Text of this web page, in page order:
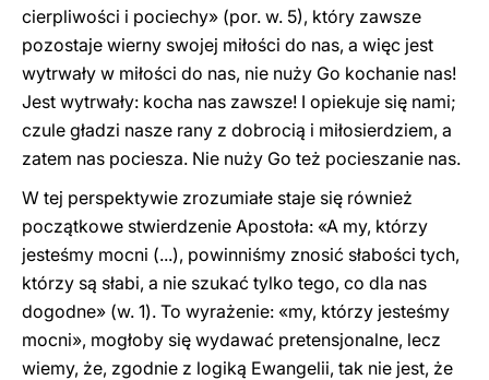
cierpliwości i pociechy» (por. w. 5), który zawsze
pozostaje wierny swojej miłości do nas, a więc jest
wytrwały w miłości do nas, nie nuży Go kochanie nas!
Jest wytrwały: kocha nas zawsze! I opiekuje się nami;
czule gładzi nasze rany z dobrocią i miłosierdziem, a
zatem nas pociesza. Nie nuży Go też pocieszanie nas.
W tej perspektywie zrozumiałe staje się również
początkowe stwierdzenie Apostoła: «A my, którzy
jesteśmy mocni (...), powinniśmy znosić słabości tych,
którzy są słabi, a nie szukać tylko tego, co dla nas
dogodne» (w. 1). To wyrażenie: «my, którzy jesteśmy
mocni», mogłoby się wydawać pretensjonalne, lecz
wiemy, że, zgodnie z logiką Ewangelii, tak nie jest, że